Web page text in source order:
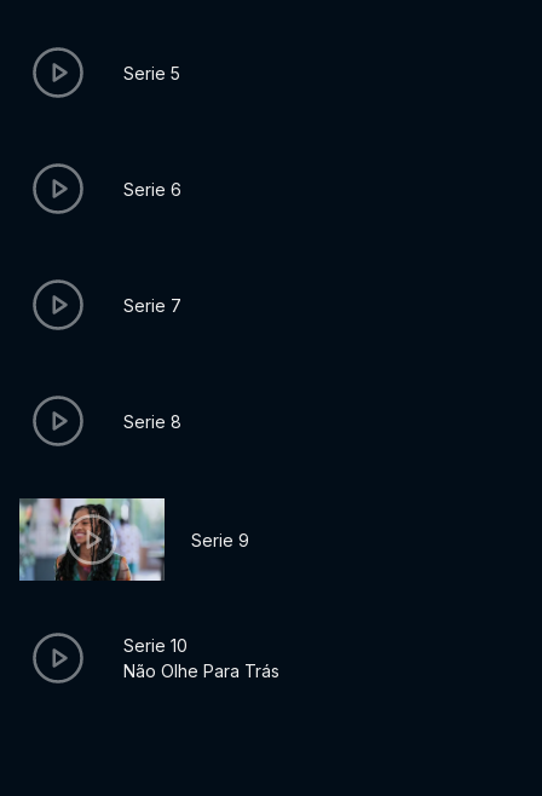
Serie 5
Serie 6
Serie 7
Serie 8
Serie 9
Serie 10
Não Olhe Para Trás